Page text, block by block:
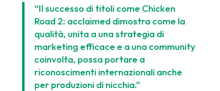
“Il successo di titoli come Chicken
Road 2: acclaimed dimostra come la
qualità, unita a una strategia di
marketing efficace e a una community
coinvolta, possa portare a
riconoscimenti internazionali anche
per produzioni di nicchia.”